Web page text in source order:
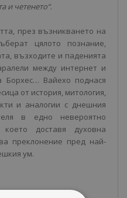
и четенето“.
през възникването на
цялото познание,
възходите и паденията
между интернет и
Борхес… Вайехо поднася
от история, митология,
и аналогии с днешния
в едно невероятно
което доставя духовна
преклонение пред най-
ум.